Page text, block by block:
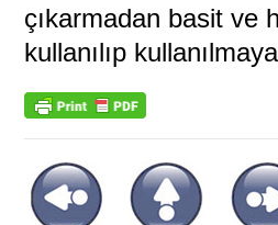
çıkarmadan basit ve
kullanılıp